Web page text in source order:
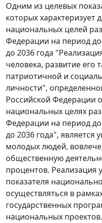
Одним из целевых
которых характеризует
национальных целей
Федерации на период до
до 2036 года
человека, развитие его
патриотичной и
личности",
Российской Федерации
национальных целях
Федерации на период до
до 2036 года", является
молодых людей,
общественную
процентов. Реализация
показателя
осуществляться в
государственных
национальных проектов.